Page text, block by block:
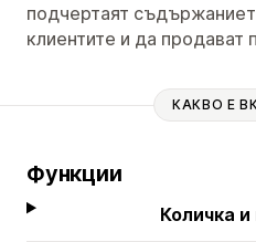
подчертаят
клиентите и да продават
КАКВО Е
Функции
Количка